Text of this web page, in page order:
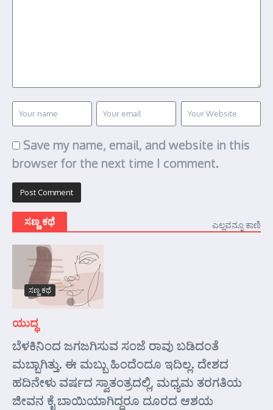
Save my name, email, and website in this
browser for the next time I comment.
ಸಣ್ಣ ಕಥೆ ಎಲ್ಲವನ್ನೂ ಕಾಣಿ
ಸಣ್ಣ ಕಥೆ
ಯುದ್ಧ
ಬೆಳಕಿನಿಂದ ಜಗಜಗಿಸುವ ಸಂಜೆ ರಾವು ಬಡಿದಂತೆ
ಮಬ್ಬಾಗಿತ್ತು. ಈ ಮಬ್ಬು ಹಿಂದೆಂದೂ ಇದಿಲ್ಲ. ದೇಶದ
ಹದಿನೇಳು ವರ್ಷದ ಸ್ವಾತಂತ್ರದಲ್ಲಿ, ಮಧ್ಯಮ ತರಗತಿಯ
ಜೀವನ ಕೈ ಬಾಯಿಯಾಗಿದ್ದರೂ ದೂರದ ಆಶಯ